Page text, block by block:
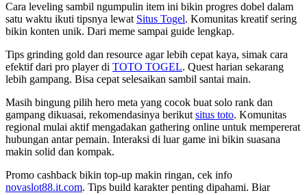
Cara leveling sambil ngumpulin item ini bikin progres dobel dalam
satu waktu ikuti tipsnya lewat Situs Togel. Komunitas kreatif sering
bikin konten unik. Dari meme sampai guide lengkap.
Tips grinding gold dan resource agar lebih cepat kaya, simak cara
efektif dari pro player di TOTO TOGEL. Quest harian sekarang
lebih gampang. Bisa cepat selesaikan sambil santai main.
Masih bingung pilih hero meta yang cocok buat solo rank dan
gampang dikuasai, rekomendasinya berikut situs toto. Komunitas
regional mulai aktif mengadakan gathering online untuk mempererat
hubungan antar pemain. Interaksi di luar game ini bikin suasana
makin solid dan kompak.
Promo cashback bikin top-up makin ringan, cek info
novaslot88.it.com. Tips build karakter penting dipahami. Biar